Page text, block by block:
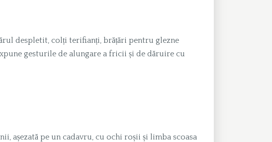
despletit, colți terifianți, brățări pentru glezne
gesturile de alungare a fricii și de dăruire cu
așezată pe un cadavru, cu ochi roșii și limba scoasa